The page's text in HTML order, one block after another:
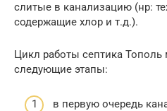
слитые в канализацию (нр:
содержащие хлор и т.д.).
Цикл работы септика
следующие этапы:
в первую очередь